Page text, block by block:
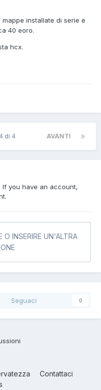
installate di serie e
40 eoro.
hcx.
AVANTI
di 4
If you have an account,
O INSERIRE UN'ALTRA
Seguaci 0
Contattaci